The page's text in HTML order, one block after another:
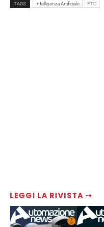
LEGGI LA RIVISTA ⇢
TAGS Intelligenza Artificiale PTC